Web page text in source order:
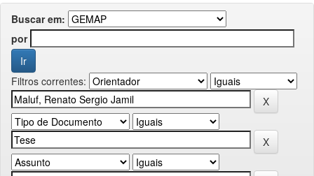
Buscar em:
por
Filtros correntes: